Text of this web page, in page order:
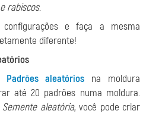
rabiscos.
e faça a mesma
diferente!
Padrões aleatórios na moldura
até 20 padrões numa moldura.
Semente aleatória, você pode criar